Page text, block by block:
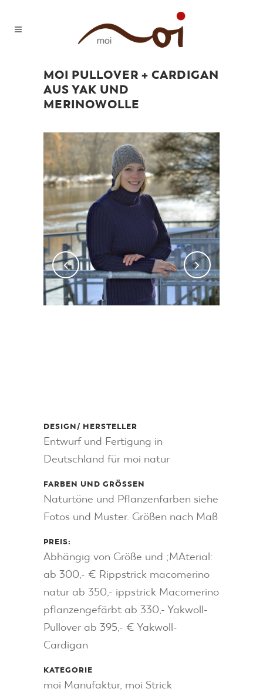
MOI PULLOVER + CARDIGAN
AUS YAK UND
MERINOWOLLE
DESIGN/ HERSTELLER
Entwurf und Fertigung in
Deutschland für moi natur
FARBEN UND GRÖSSEN
Naturtöne und Pflanzenfarben siehe
Fotos und Muster. Größen nach Maß
PREIS:
Abhängig von Größe und ;MAterial:
ab 300,- € Rippstrick macomerino
natur ab 350,- ippstrick Macomerino
pflanzengefärbt ab 330,- Yakwoll-
Pullover ab 395,- € Yakwoll-
Cardigan
KATEGORIE
moi Manufaktur, moi Strick